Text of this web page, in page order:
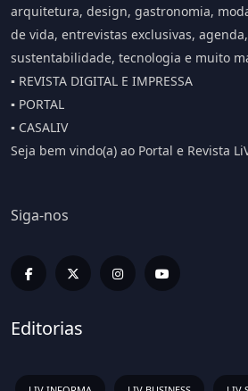
arquitetura, design, gastronomia,
de vida, entrevistas exclusivas,
sustentabilidade, tecnologia e muito
▪️ REVISTA DIGITAL E IMPRESSA
▪️ PORTAL
▪️ CASALIV
Seja bem vindo(a) ao Portal e Revista
Siga-nos
Editorias